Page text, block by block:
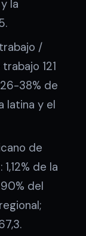
la
/
121
38% de
latina y el
de
de la
del